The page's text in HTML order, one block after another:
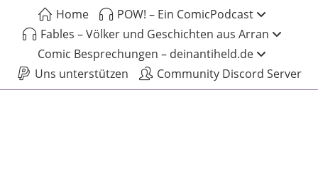
Home
POW! – Ein ComicPodcast
Fables – Völker und Geschichten aus Arran
Comic Besprechungen – deinantiheld.de
Uns unterstützen
Community Discord Server